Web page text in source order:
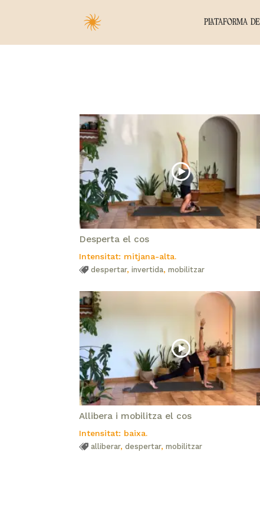
PLATAFORMA
Desperta el cos
Intensitat: mitjana-alta.
despertar,invertida,mobilitzar
Allibera i mobilitza el cos
Intensitat: baixa.
alliberar,despertar,mobilitzar